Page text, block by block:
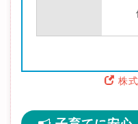
株